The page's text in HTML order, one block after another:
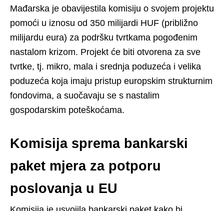
Mađarska je obavijestila komisiju o svojem projektu
pomoći u iznosu od 350 milijardi HUF (približno
milijardu eura) za podršku tvrtkama pogođenim
nastalom krizom. Projekt će biti otvorena za sve
tvrtke, tj. mikro, mala i srednja poduzeća i velika
poduzeća koja imaju pristup europskim strukturnim
fondovima, a suočavaju se s nastalim
gospodarskim poteškoćama.
Komisija sprema bankarski
paket mjera za potporu
poslovanja u EU